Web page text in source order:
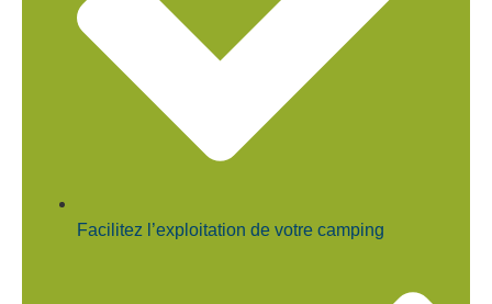
Facilitez l’exploitation de votre camping